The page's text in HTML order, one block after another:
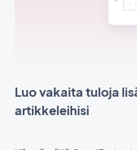
Luo vakaita tuloja
artikkeleihisi